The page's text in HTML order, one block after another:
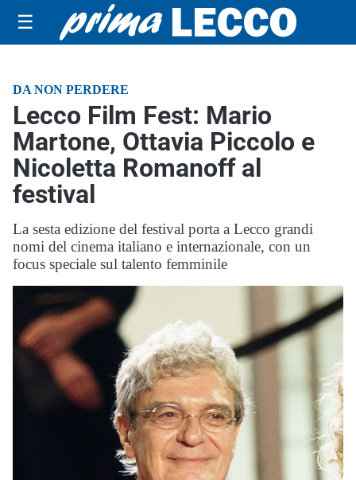
☰
DA NON PERDERE
Lecco Film Fest: Mario
Martone, Ottavia Piccolo e
Nicoletta Romanoff al
festival
La sesta edizione del festival porta a Lecco grandi
nomi del cinema italiano e internazionale, con un
focus speciale sul talento femminile